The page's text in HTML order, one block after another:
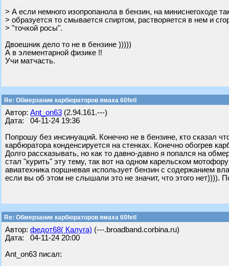
> А если немного изопропанола в бензин, на миниснегоходе
> образуется то смывается спиртом, растворяется в нем и
> "точкой росы".
Двоешник дело то не в бензине )))))
А в элементарной физике !!
Учи матчасть.
Re: Обмерзание карбюраторов ямаха 60fetl
Автор: Ant_on63 (2.94.161.---)
Дата: 04-11-24 19:36
Попрошу без инсинуаций. Конечно не в бензине, кто сказал
карбюратора конденсируется на стенках. Конечно обогрев
Долго рассказывать, но как то давно-давно я попался на
стал "курить" эту тему, так вот на одном карельском
авиатехника поршневая использует бензин с содержанием
если вы об этом не слышали это не значит, что этого нет)))).
Re: Обмерзание карбюраторов ямаха 60fetl
Автор: федот68( Калуга) (---.broadband.corbina.ru)
Дата: 04-11-24 20:00
Ant_on63 писал: